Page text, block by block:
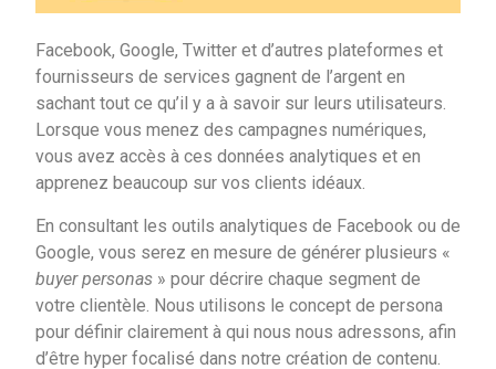
Facebook, Google, Twitter et d’autres plateformes et
fournisseurs de services gagnent de l’argent en
sachant tout ce qu’il y a à savoir sur leurs utilisateurs.
Lorsque vous menez des campagnes numériques,
vous avez accès à ces données analytiques et en
apprenez beaucoup sur vos clients idéaux.
En consultant les outils analytiques de Facebook ou de
Google, vous serez en mesure de générer plusieurs «
buyer personas » pour décrire chaque segment de
votre clientèle. Nous utilisons le concept de persona
pour définir clairement à qui nous nous adressons, afin
d’être hyper focalisé dans notre création de contenu.